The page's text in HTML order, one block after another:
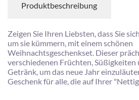
Produktbeschreibung
Zeigen Sie Ihren Liebsten, dass Sie
um sie kümmern, mit einem schönen
Weihnachtsgeschenkset. Dieser
verschiedenen Früchten,
Getränk, um das neue Jahr
Geschenk für alle, die auf Ihrer